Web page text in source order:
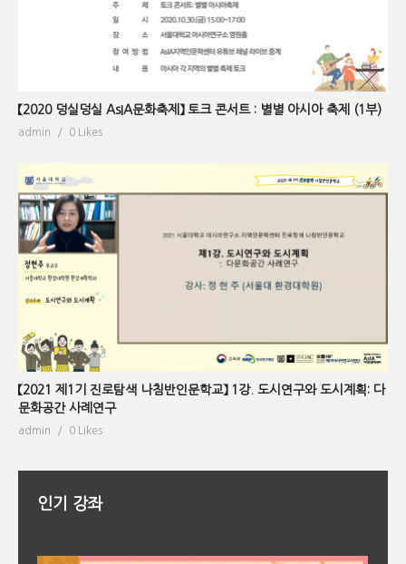
【2020 덩실덩실 AsIA문화축제】 토크 콘서트 : 별별 아시아 축제 (1부)
admin 0 Likes
【2021 제1기 진로탐색 나침반인문학교】 1강. 도시연구와 도시계획: 다
문화공간 사례연구
admin 0 Likes
인기 강좌